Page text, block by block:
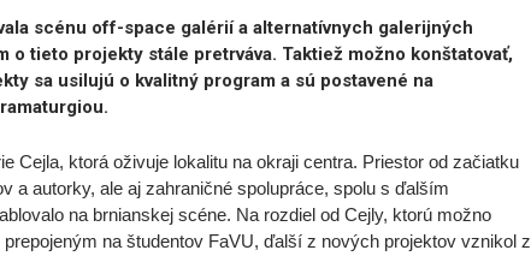
scénu off-space galérií a alternatívnych galerijných
o tieto projekty stále pretrváva. Taktiež možno konštatovať,
sa usilujú o kvalitný program a sú postavené na
Cejla, ktorá oživuje lokalitu na okraji centra. Priestor od začiatku
a autorky, ale aj zahraničné spolupráce, spolu s ďalším
na brnianskej scéne. Na rozdiel od Cejly, ktorú možno
na študentov FaVU, ďalší z nových projektov vznikol z